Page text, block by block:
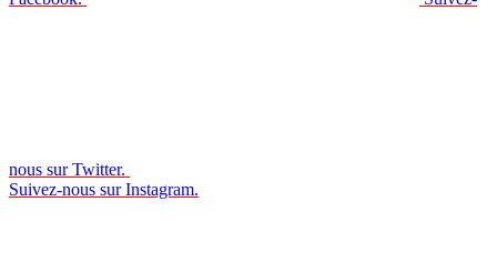
nous sur Twitter.
Suivez-nous sur Instagram.